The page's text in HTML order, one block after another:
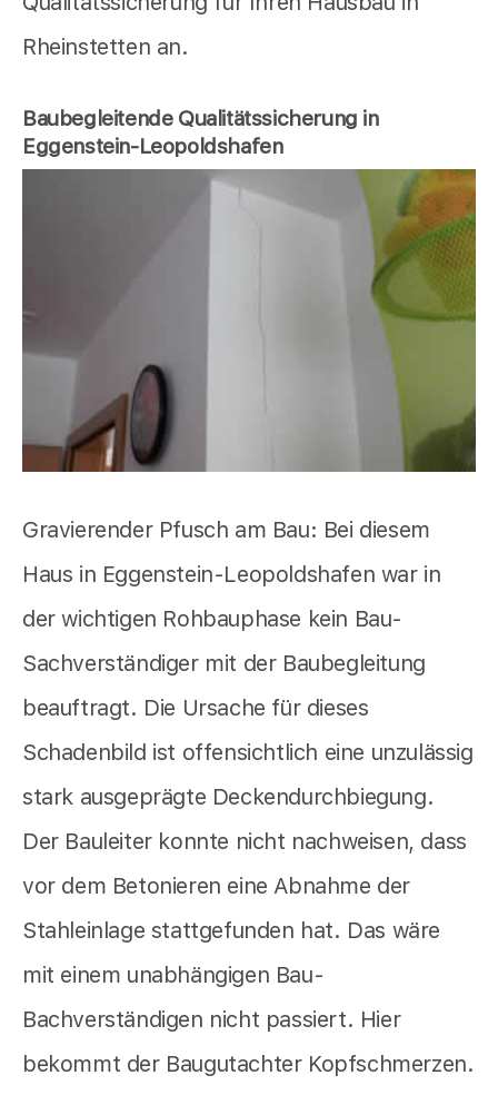
Rheinstetten an.
Baubegleitende Qualitätssicherung in
Eggenstein-Leopoldshafen
Gravierender Pfusch am Bau: Bei diesem
Haus in Eggenstein-Leopoldshafen war in
der wichtigen Rohbauphase kein Bau-
Sachverständiger mit der Baubegleitung
beauftragt. Die Ursache für dieses
Schadenbild ist offensichtlich eine unzulässig
stark ausgeprägte Deckendurchbiegung.
Der Bauleiter konnte nicht nachweisen, dass
vor dem Betonieren eine Abnahme der
Stahleinlage stattgefunden hat. Das wäre
mit einem unabhängigen Bau-
Bachverständigen nicht passiert. Hier
bekommt der Baugutachter Kopfschmerzen.